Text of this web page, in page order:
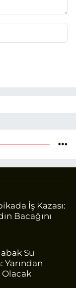
İş Kazası:
Bacağını
Su
Yarından